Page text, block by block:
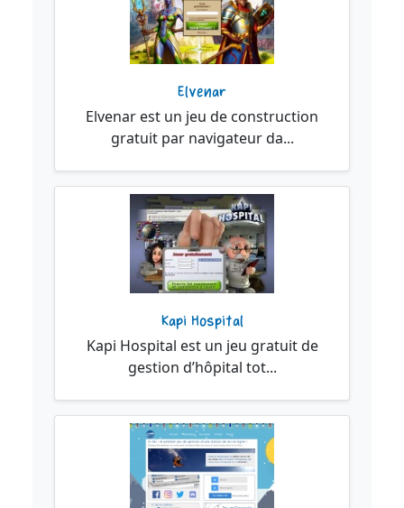
Elvenar
Elvenar est un jeu de construction
gratuit par navigateur da...
Kapi Hospital
Kapi Hospital est un jeu gratuit de
gestion d’hôpital tot...